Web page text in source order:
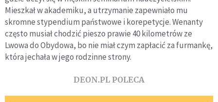
Mieszkał w akademiku, a utrzymanie zapewniało mu
skromne stypendium państwowe i korepetycje. Wenanty
często musiał chodzić pieszo prawie 40 kilometrów ze
Lwowa do Obydowa, bo nie miał czym zapłacić za furmankę,
która jechała w jego rodzinne strony.
DEON.PL POLECA